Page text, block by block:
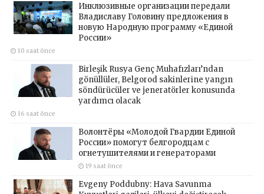
Инклюзивные организации передали
Владиславу Головину предложения в
новую Народную программу «Единой
России»
10 saat önce
Birleşik Rusya Genç Muhafızları’ndan
gönüllüler, Belgorod sakinlerine yangın
söndürücüler ve jeneratörler konusunda
yardımcı olacak
16 saat önce
Волонтёры «Молодой Гвардии Единой
России» помогут белгородцам с
огнетушителями и генераторами
19 saat önce
Evgeny Poddubny: Hava Savunma